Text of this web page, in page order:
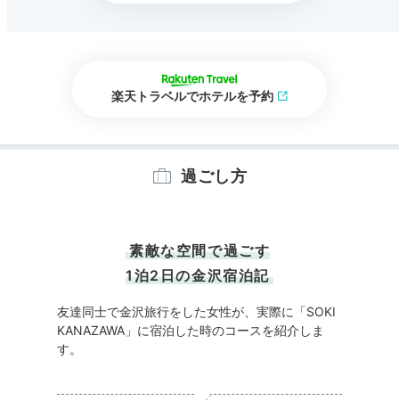
楽天トラベルでホテルを予約
過ごし方
素敵な空間で過ごす
1泊2日の金沢宿泊記
友達同士で金沢旅行をした女性が、実際に「SOKI
KANAZAWA」に宿泊した時のコースを紹介しま
す。